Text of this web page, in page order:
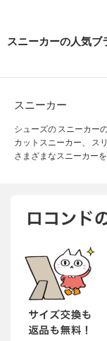
スニーカーの人気ブ
スニーカー
シューズの スニーカー
カットスニーカー、 ス
さまざまなスニーカー